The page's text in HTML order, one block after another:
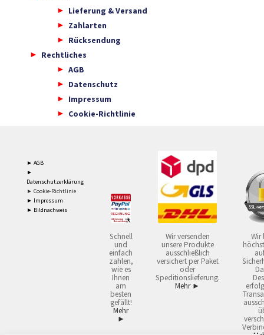
Lieferung & Versand
Zahlarten
Rücksendung
Rechtliches
AGB
Datenschutz
Impressum
Cookie-Richtlinie
► AGB
►
Datenschutzerklärung
► Cookie-Richtlinie
► Impressum
► Bildnachweis
Schnell
und
einfach
zahlen,
wie es
Ihnen
am
besten
gefällt!
Mehr
►
Wir versenden
unsere Produkte
ausschließlich
versichert per Paket
oder
Speditionslieferung.
Mehr ►
Wir